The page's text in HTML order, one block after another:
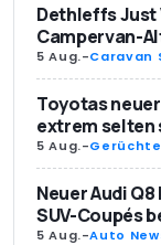
Dethleffs
Campervan-
5 Aug.-Caravan
Toyotas
extrem selten
5 Aug.-Gerüchte
Neuer Audi
SUV-Coupés
5 Aug.-Auto